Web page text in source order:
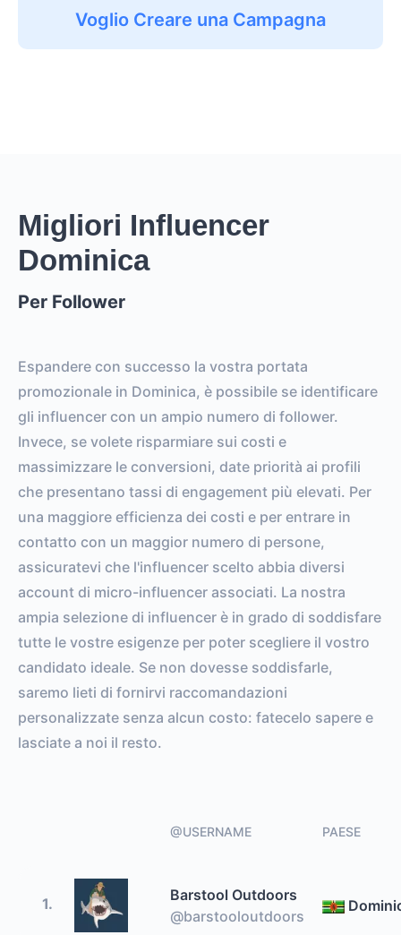
Voglio Creare una Campagna
Migliori Influencer
Dominica
Per Follower
Espandere con successo la vostra portata
promozionale in Dominica, è possibile se identificare
gli influencer con un ampio numero di follower.
Invece, se volete risparmiare sui costi e
massimizzare le conversioni, date priorità ai profili
che presentano tassi di engagement più elevati. Per
una maggiore efficienza dei costi e per entrare in
contatto con un maggior numero di persone,
assicuratevi che l'influencer scelto abbia diversi
account di micro-influencer associati. La nostra
ampia selezione di influencer è in grado di soddisfare
tutte le vostre esigenze per poter scegliere il vostro
candidato ideale. Se non dovesse soddisfarle,
saremo lieti di fornirvi raccomandazioni
personalizzate senza alcun costo: fatecelo sapere e
lasciate a noi il resto.
@USERNAME PAESE
1.
Barstool Outdoors
@barstooloutdoors